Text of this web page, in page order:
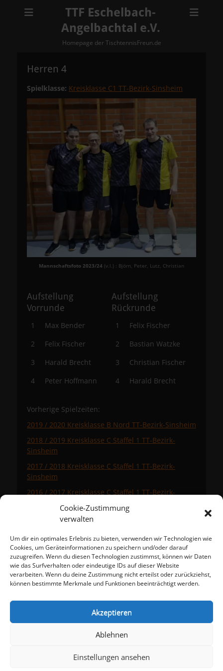
Cookie-Zustimmung
verwalten
Um dir ein optimales Erlebnis zu bieten, verwenden wir Technologien wie
Cookies, um Geräteinformationen zu speichern und/oder darauf
zuzugreifen. Wenn du diesen Technologien zustimmst, können wir Daten
wie das Surfverhalten oder eindeutige IDs auf dieser Website
verarbeiten. Wenn du deine Zustimmung nicht erteilst oder zurückziehst,
können bestimmte Merkmale und Funktionen beeinträchtigt werden.
Akzeptieren
Ablehnen
Einstellungen ansehen
TTF Eschelbach-
Angelbachtal e.V.
Homepage der TischtennisFreun.de
Herren 4
Spielklasse: Kreisklasse C1 TT-Bezirk-Sinsheim
Mannschaftsfoto 2023/24 (v.l.) : Björn, Peter, Lutz, Christian
Aufstellung
Vorrunde
1
Max Bender
2
Felix Fischer
3
Harald Brecht
4
Peter Hoffmann
Aufstellung
Rückrunde
1
Felix Fischer
2
Bastian Watzke
3
Christian Fischer
4
Harald Brecht
Vorherige Spielzeiten:
2019 / 2020 Kreisklasse B Nord TT-Bezirk-Sinsheim
2018 / 2019 Kreisklasse C Staffel 1 TT-Bezirk-
Sinsheim
2017 / 2018 Kreisklasse C Staffel 1 TT-Bezirk-
Sinsheim
2016 / 2017 Kreisklasse C Staffel 1 TT-Bezirk-
Meta
Anmelden
Eintrags-Feed
Kommentar-Feed
Cookie-Richtlinie (EU)